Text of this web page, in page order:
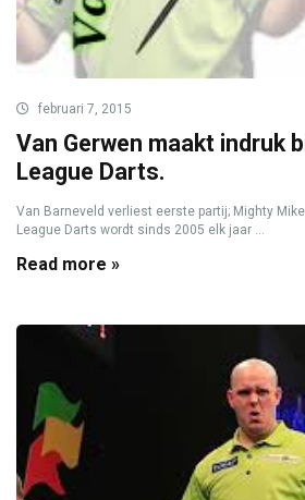
februari 7, 2015
Van Gerwen maakt indruk
League Darts.
Van Barneveld verliest eerste partij; Mighty
League Darts wordt sinds 2005 elk jaar ...
Read more »